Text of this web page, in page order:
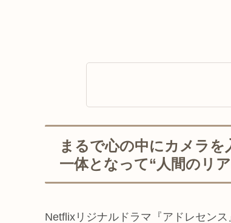
まるで心の中にカメラ
一体となって“人間のリ
Netflixリジナルドラマ『アドレセン